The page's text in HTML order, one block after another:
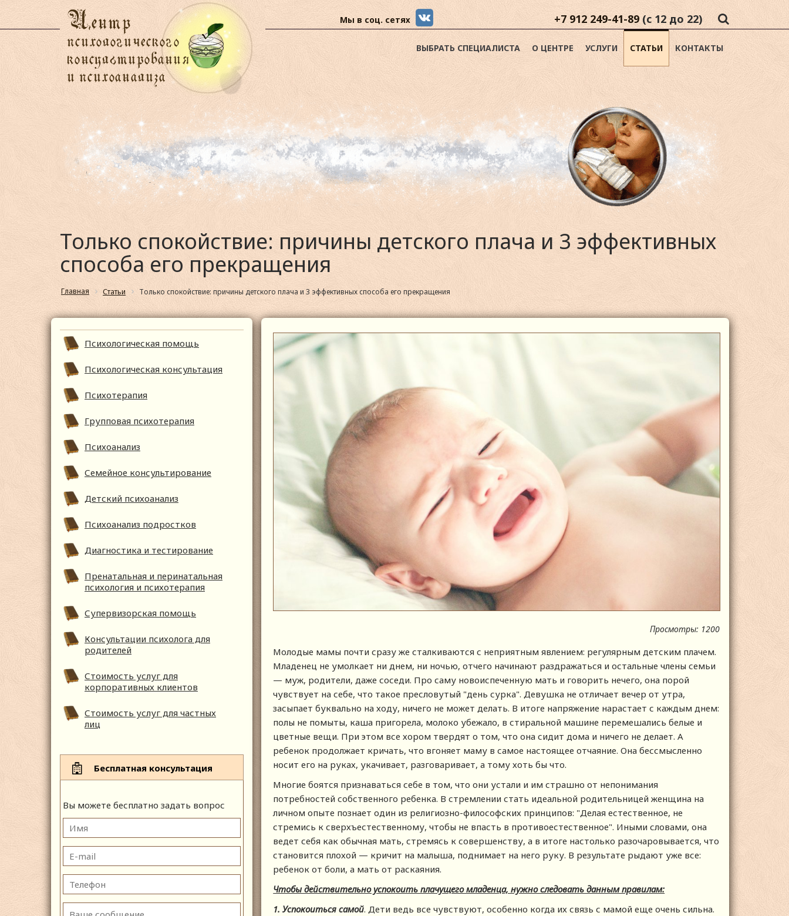
Мы в соц. сетях +7 912 249-41-89 (с 12 до 22)
ВЫБРАТЬ СПЕЦИАЛИСТА О ЦЕНТРЕ УСЛУГИ СТАТЬИ КОНТАКТЫ
Только спокойствие: причины детского плача и 3 эффективных
способа его прекращения
Главная Статьи Только спокойствие: причины детского плача и 3 эффективных способа его прекращения
Психологическая помощь
Психологическая консультация
Психотерапия
Групповая психотерапия
Психоанализ
Семейное консультирование
Детский психоанализ
Психоанализ подростков
Диагностика и тестирование
Пренатальная и перинатальная
психология и психотерапия
Супервизорская помощь
Консультации психолога для
родителей
Стоимость услуг для
корпоративных клиентов
Стоимость услуг для частных
лиц
Бесплатная консультация
Вы можете бесплатно задать вопрос
Просмотры: 1200
Молодые мамы почти сразу же сталкиваются с неприятным явлением: регулярным детским плачем.
Младенец не умолкает ни днем, ни ночью, отчего начинают раздражаться и остальные члены семьи
— муж, родители, даже соседи. Про саму новоиспеченную мать и говорить нечего, она порой
чувствует на себе, что такое пресловутый "день сурка". Девушка не отличает вечер от утра,
засыпает буквально на ходу, ничего не может делать. В итоге напряжение нарастает с каждым днем:
полы не помыты, каша пригорела, молоко убежало, в стиральной машине перемешались белые и
цветные вещи. При этом все хором твердят о том, что она сидит дома и ничего не делает. А
ребенок продолжает кричать, что вгоняет маму в самое настоящее отчаяние. Она бессмысленно
носит его на руках, укачивает, разговаривает, а тому хоть бы что.
Многие боятся признаваться себе в том, что они устали и им страшно от непонимания
потребностей собственного ребенка. В стремлении стать идеальной родительницей женщина на
личном опыте познает один из религиозно-философских принципов: "Делая естественное, не
стремись к сверхъестественному, чтобы не впасть в противоестественное". Иными словами, она
ведет себя как обычная мать, стремясь к совершенству, а в итоге настолько разочаровывается, что
становится плохой — кричит на малыша, поднимает на него руку. В результате рыдают уже все:
ребенок от боли, а мать от раскаяния.
Чтобы действительно успокоить плачущего младенца, нужно следовать данным правилам:
1. Успокоиться самой. Дети ведь все чувствуют, особенно когда их связь с мамой еще очень сильна.